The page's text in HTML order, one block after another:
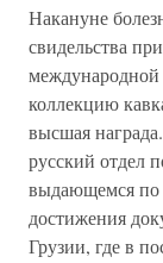
Накануне
свидельства
международной
коллекцию
высшая
русский отдел
выдающемся по
достижения
Грузии, где в